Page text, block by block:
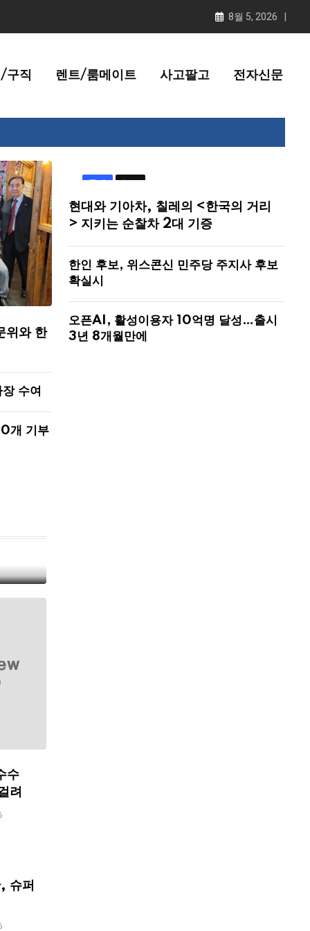
8월 5, 2026
구직 렌트/룸메이트 사고팔고 전자신문
위와 한
수여
개 기부
국제 뉴스
현대와 기아차, 칠레의 <한국의 거리
> 지키는 순찰차 2대 기증
한인 후보, 위스콘신 민주당 주지사 후보
확실시
오픈AI, 활성이용자 10억명 달성…출시
3년 8개월만에
수
려
슈퍼